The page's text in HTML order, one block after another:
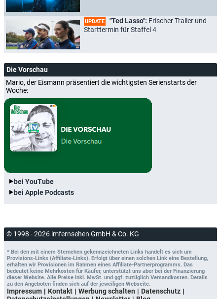
UPDATE "Ted Lasso": Frischer Trailer und
Starttermin für Staffel 4
Die Vorschau
Mario, der Eismann präsentiert die wichtigsten Serienstarts der
Woche:
bei YouTube
bei Apple Podcasts
© 1998 - 2026 imfernsehen GmbH & Co. KG
* Bei den mit einem Sternchen gekennzeichneten Links handelt es sich um
Provisions-Links (Affiliate-Links). Erfolgt über einen solchen Link eine Bestellung,
erhalten wir Provisionen im Rahmen eines Affiliate-Partnerprogramms. Das
bedeutet keine Mehrkosten für Käufer, unterstützt uns aber bei der Finanzierung
dieser Website. Alle Preise inkl. MwSt. und ggf. zuzüglich Versandkosten. Details
zu den Angeboten finden sich auf der jeweiligen Webseite.
Impressum Kontakt Werbung schalten
Datenschutz